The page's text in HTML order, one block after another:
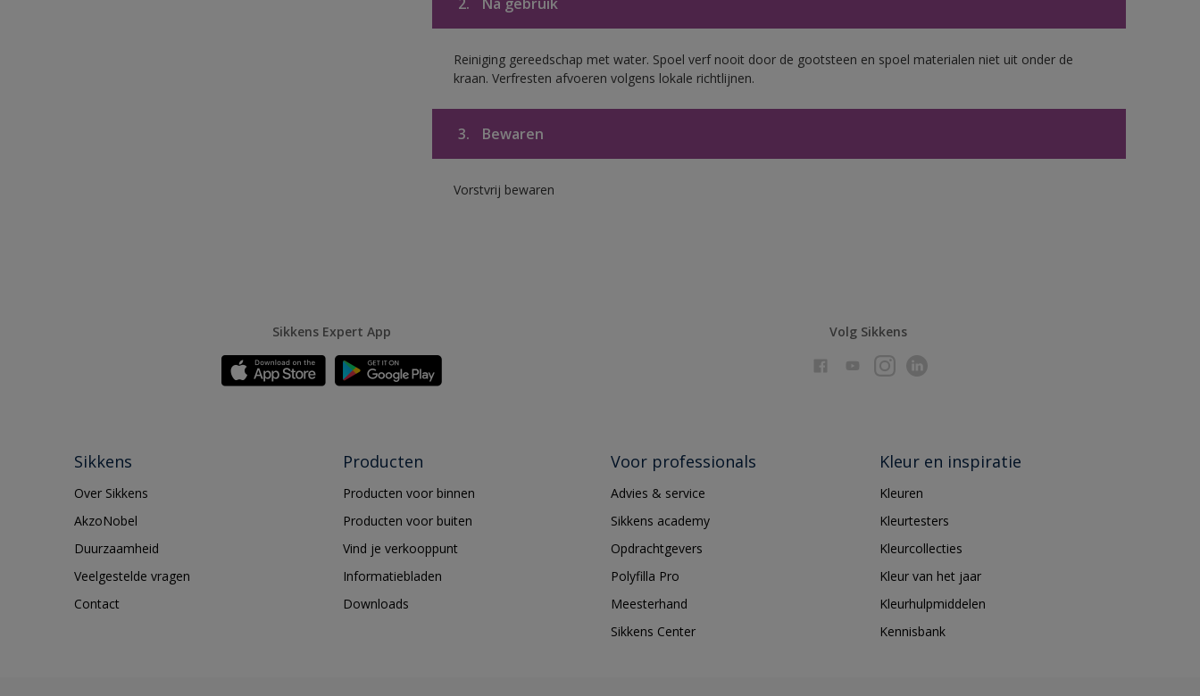
Reiniging gereedschap met water. Spoel verf nooit door de gootsteen en spoel materialen niet uit onder de
kraan. Verfresten afvoeren volgens lokale richtlijnen.
3. Bewaren
Vorstvrij bewaren
Sikkens Expert App Volg Sikkens
Sikkens
Over Sikkens
AkzoNobel
Duurzaamheid
Veelgestelde vragen
Contact
Producten
Producten voor binnen
Producten voor buiten
Vind je verkooppunt
Informatiebladen
Downloads
Voor professionals
Advies & service
Sikkens academy
Opdrachtgevers
Polyfilla Pro
Meesterhand
Sikkens Center
Kleur en inspiratie
Kleuren
Kleurtesters
Kleurcollecties
Kleur van het jaar
Kleurhulpmiddelen
Kennisbank